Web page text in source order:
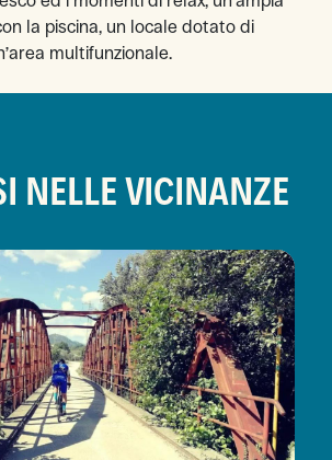
la piscina, un locale dotato di
multifunzionale.
NELLE VICINANZE